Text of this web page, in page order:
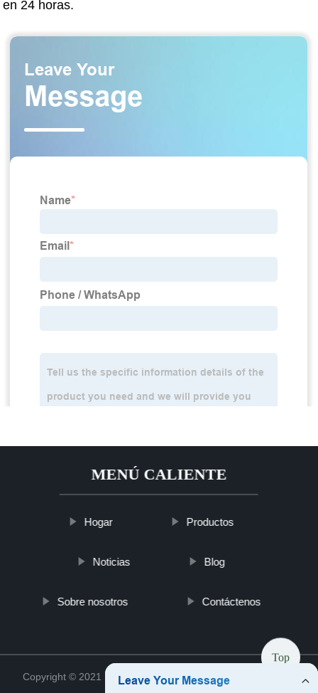
en 24 horas.
MENÚ CALIENTE
Hogar Productos
Noticias Blog
Sobre nosotros Contáctenos
Copyright © 2021 Hebei Btcellshop Battery Co., Ltd.
Top